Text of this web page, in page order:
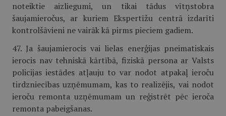
noteiktie aizliegumi, un tikai tādus vītņstobra
šaujamieročus, ar kuriem Ekspertīžu centrā izdarīti
kontrolšāvieni ne vairāk kā pirms pieciem gadiem.
47. Ja šaujamierocis vai lielas enerģijas pneimatiskais
ierocis nav tehniskā kārtībā, fiziskā persona ar Valsts
policijas iestādes atļauju to var nodot atpakaļ ieroču
tirdzniecības uzņēmumam, kas to realizējis, vai nodot
ieroču remonta uzņēmumam un reģistrēt pēc ieroča
remonta pabeigšanas.